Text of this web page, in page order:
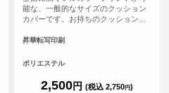
能な、一般的なサイズのクッション
カバーです。お持ちのクッションの
ションの交換用カバーとしてもご使
きく印刷するのもおすすめです。
昇華転写印刷
ポリエステル
2,500円 (税込 2,750円)